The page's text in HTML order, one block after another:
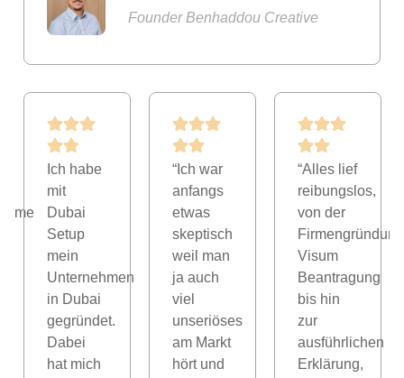
Founder Benhaddou Creative
Ich habe
mit
Dubai
Setup
mein
Unternehmen
in Dubai
gegründet.
Dabei
hat mich
“Ich war
anfangs
etwas
skeptisch
weil man
ja auch
viel
unseriöses
am Markt
hört und
“Alles lief
reibungslos,
von der
Visum
Beantragung
bis hin
zur
ausführlichen
Erklärung,